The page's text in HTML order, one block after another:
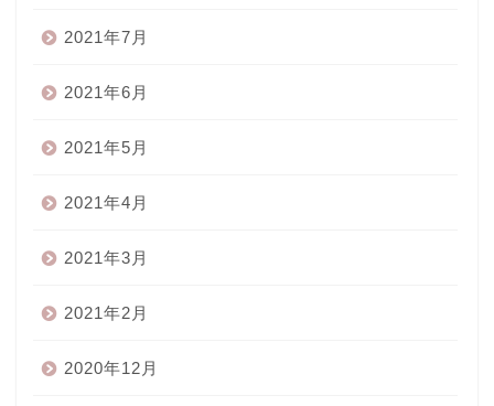
2021年7月
2021年6月
2021年5月
2021年4月
2021年3月
2021年2月
2020年12月